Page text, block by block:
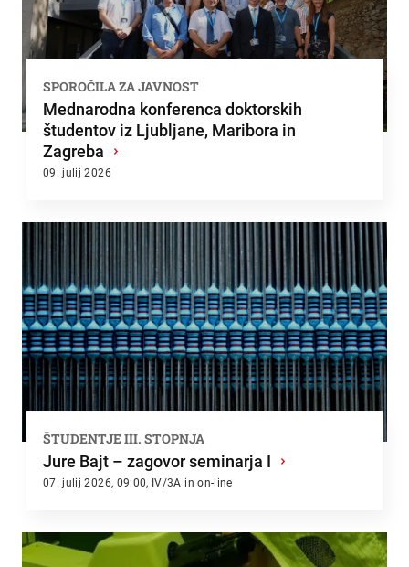
SPOROČILA ZA JAVNOST
Mednarodna konferenca doktorskih
študentov iz Ljubljane, Maribora in
Zagreba ›
09. julij 2026
ŠTUDENTJE III. STOPNJA
Jure Bajt – zagovor seminarja I ›
07. julij 2026, 09:00, IV/3A in on-line